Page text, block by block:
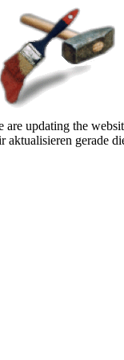
are updating the
aktualisieren gerade